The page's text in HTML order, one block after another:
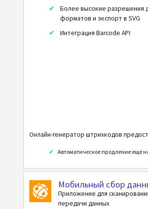
HIBC LIC 39
HIBC PAS 39
HIBC PAS Aztec
HIBC PAS Codablock-F
HIBC PAS Data Matrix
HIBC PAS Micro PDF417
Более высокие разрешения
форматов и экспорт в SVG
Интеграция Barcode API
Онлайн-генератор штрихкодов
Автоматическое продление еще
Мобильный сбор
Приложение для
передачи данных